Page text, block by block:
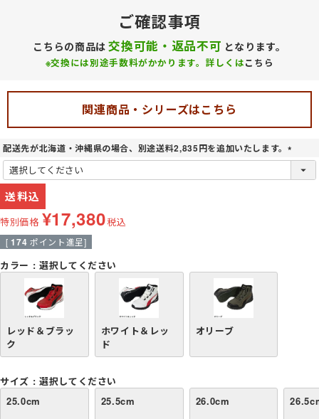
ご確認事項
こちらの商品は 交換可能・返品不可 となります。
※交換には別途手数料がかかります。詳しくはこちら
関連商品・シリーズはこちら
配送先が北海道・沖縄県の場合、別途送料2,835円を追加いたします。
(
必
送料込
特別価格 ¥17,380税込
[ 174 ポイント進呈]
カラー 選択してください
レッド＆ブラッ
ク
ホワイト＆レッ
ド
オリーブ
サイズ
選択してください
25.0cm
25.5cm 26.0cm